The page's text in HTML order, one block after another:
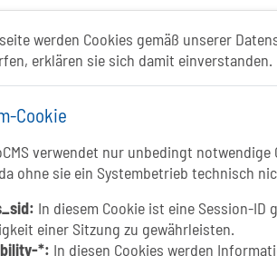
werden Cookies gemäß unserer
erklären sie sich damit einverstanden.
Cookie
verwendet nur unbedingt
ohne sie ein Systembetrieb technisch
In diesem Cookie ist eine Session-
einer Sitzung zu gewährleisten.
*: In diesen Cookies werden
Tourismusportal ist ein